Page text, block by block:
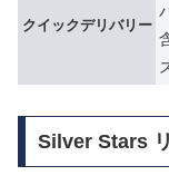
クイックデリバリー
Silver Stars